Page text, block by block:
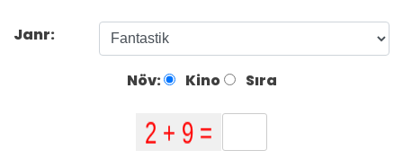
Janr:
Növ: Kino Sıra